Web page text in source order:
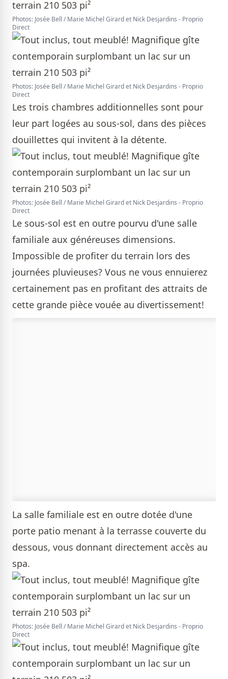
Photos: Josée Bell / Marie Michel Girard et Nick Desjardins - Proprio
Direct
Photos: Josée Bell / Marie Michel Girard et Nick Desjardins - Proprio
Direct
Les trois chambres additionnelles sont pour
leur part logées au sous-sol, dans des pièces
douillettes qui invitent à la détente.
Photos: Josée Bell / Marie Michel Girard et Nick Desjardins - Proprio
Direct
Le sous-sol est en outre pourvu d'une salle
familiale aux généreuses dimensions.
Impossible de profiter du terrain lors des
journées pluvieuses? Vous ne vous ennuierez
certainement pas en profitant des attraits de
cette grande pièce vouée au divertissement!
La salle familiale est en outre dotée d'une
porte patio menant à la terrasse couverte du
dessous, vous donnant directement accès au
spa.
Photos: Josée Bell / Marie Michel Girard et Nick Desjardins - Proprio
Direct